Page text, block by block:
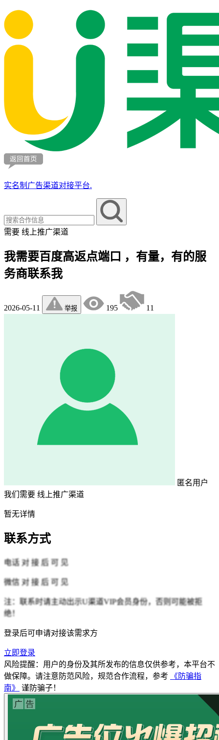
实名制广告渠道对接平台.
需要 线上推广渠道
我需要百度高返点端口 ，有量，有的服
务商联系我
2026-05-11 举报 195 11
匿名用户
我们需要 线上推广渠道
暂无详情
联系方式
电话 对 接 后 可 见
微信 对 接 后 可 见
注：联系时请主动出示U渠道VIP会员身份，否则可能被拒
绝！
登录后可申请对接该需求方
立即登录
风险提醒：用户的身份及其所发布的信息仅供参考，本平台不
做保障。请注意防范风险，规范合作流程，参考
《防骗指
南》
谨防骗子！